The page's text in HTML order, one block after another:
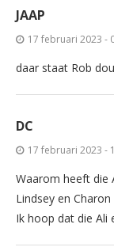
JAAP
17 februari 2023 -
daar staat Rob
DC
17 februari 2023 -
Waarom heeft die
Lindsey en
Ik hoop dat die Ali